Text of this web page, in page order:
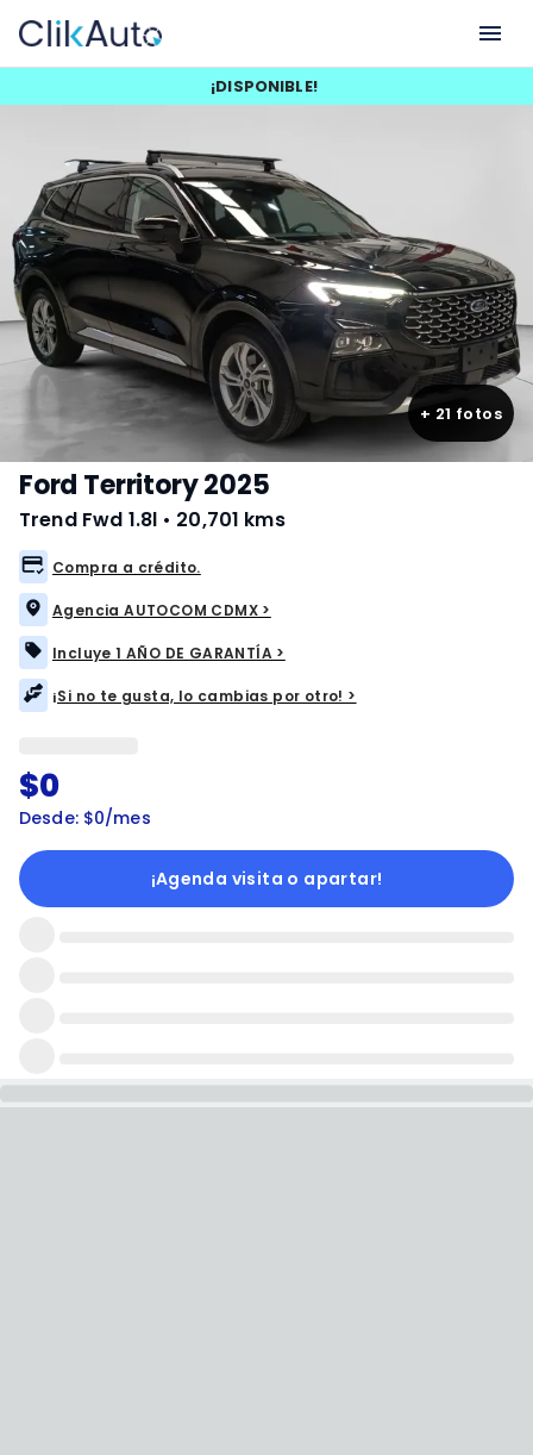
¡DISPONIBLE!
+ 21 fotos
Ford Territory 2025
Trend Fwd 1.8l • 20,701 kms
Compra a crédito.
Agencia AUTOCOM CDMX >
Incluye 1 AÑO DE GARANTÍA >
¡Si no te gusta, lo cambias por otro! >
$0
Desde: $0/mes
¡Agenda visita o apartar!